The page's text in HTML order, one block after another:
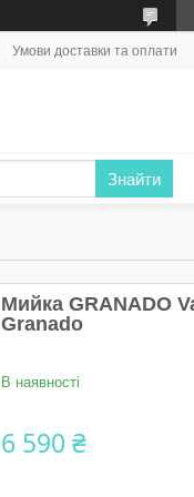
Умови доставки та оплати
Знайти
Мийка GRANADO
Granado
В наявності
6 590 ₴